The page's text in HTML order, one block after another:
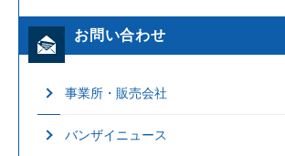
お問い合わせ
事業所・販売会社
バンザイニュース